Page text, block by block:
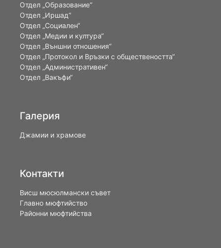
Отдел „Образование“
Отдел „Иршад“
Отдел „Социален“
Отдел „Медии и култура“
Отдел „Външни отношения”
Oтдел „Протокол и Връзки с обществеността“
Отдел „Административен“
Отдел „Вакъфи“
Галерия
Джамии и храмове
Контакти
Висш мюсюлмански съвет
Главно мюфтийство
Районни мюфтийства